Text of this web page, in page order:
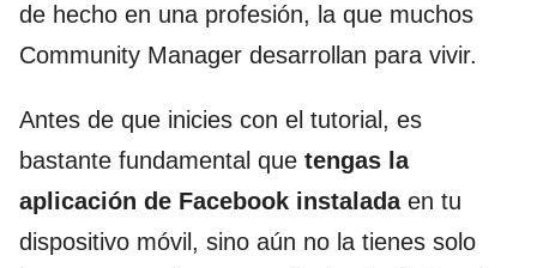
de hecho en una profesión, la que muchos
Community Manager desarrollan para vivir.
Antes de que inicies con el tutorial, es
bastante fundamental que tengas la
aplicación de Facebook instaladaen tu
dispositivo móvil, sino aún no la tienes solo